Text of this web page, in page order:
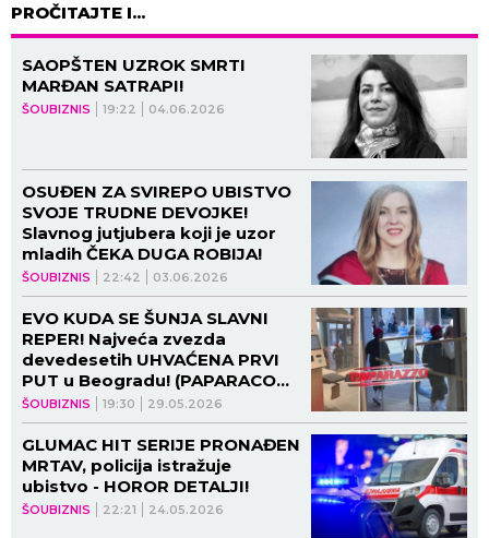
PROČITAJTE I...
ŠOUBIZNIS 19:22 04.06.2026
SAOPŠTEN UZROK SMRTI
MARĐAN SATRAPI!
ŠOUBIZNIS 22:42 03.06.2026
OSUĐEN ZA SVIREPO UBISTVO
SVOJE TRUDNE DEVOJKE!
Slavnog jutjubera koji je uzor
mladih ČEKA DUGA ROBIJA!
ŠOUBIZNIS 19:30 29.05.2026
EVO KUDA SE ŠUNJA SLAVNI
REPER! Najveća zvezda
devedesetih UHVAĆENA PRVI
PUT u Beogradu! (PAPARACO
VIDEO)
ŠOUBIZNIS 22:21 24.05.2026
GLUMAC HIT SERIJE PRONAĐEN
MRTAV, policija istražuje
ubistvo - HOROR DETALJI!